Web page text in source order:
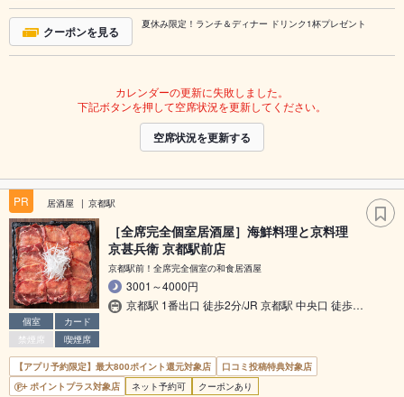
クーポンを見る 夏休み限定！ランチ＆ディナー ドリンク1杯プレゼント
カレンダーの更新に失敗しました。
下記ボタンを押して空席状況を更新してください。
空席状況を更新する
PR 居酒屋 京都駅
個室
カード
禁煙席
喫煙席
［全席完全個室居酒屋］海鮮料理と京料理
京甚兵衛 京都駅前店
京都駅前！全席完全個室の和食居酒屋
3001～4000円
京都駅 1番出口 徒歩2分/JR 京都駅 中央口 徒歩…
【アプリ予約限定】最大800ポイント還元対象店
口コミ投稿特典対象店
ポイントプラス対象店
ネット予約可 クーポンあり